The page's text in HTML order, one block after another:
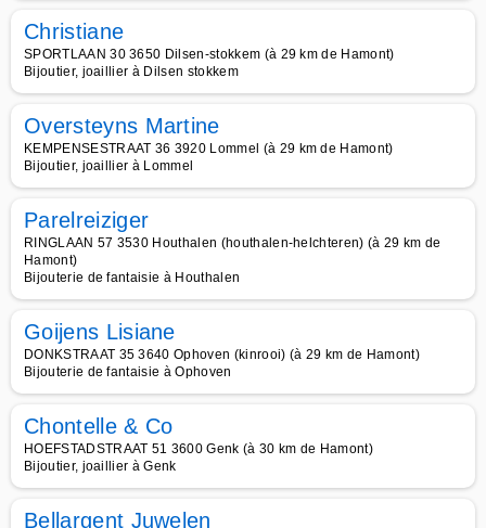
Christiane
SPORTLAAN 30 3650 Dilsen-stokkem (à 29 km de Hamont)
Bijoutier, joaillier à Dilsen stokkem
Oversteyns Martine
KEMPENSESTRAAT 36 3920 Lommel (à 29 km de Hamont)
Bijoutier, joaillier à Lommel
Parelreiziger
RINGLAAN 57 3530 Houthalen (houthalen-helchteren) (à 29 km de
Hamont)
Bijouterie de fantaisie à Houthalen
Goijens Lisiane
DONKSTRAAT 35 3640 Ophoven (kinrooi) (à 29 km de Hamont)
Bijouterie de fantaisie à Ophoven
Chontelle & Co
HOEFSTADSTRAAT 51 3600 Genk (à 30 km de Hamont)
Bijoutier, joaillier à Genk
Bellargent Juwelen